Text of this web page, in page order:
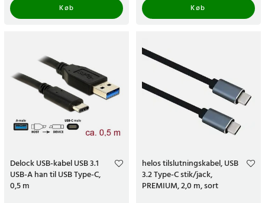
Køb
Køb
Delock USB-kabel USB 3.1
USB-A han til USB Type-C,
0,5 m
helos tilslutningskabel, USB
3.2 Type-C stik/jack,
PREMIUM, 2,0 m, sort